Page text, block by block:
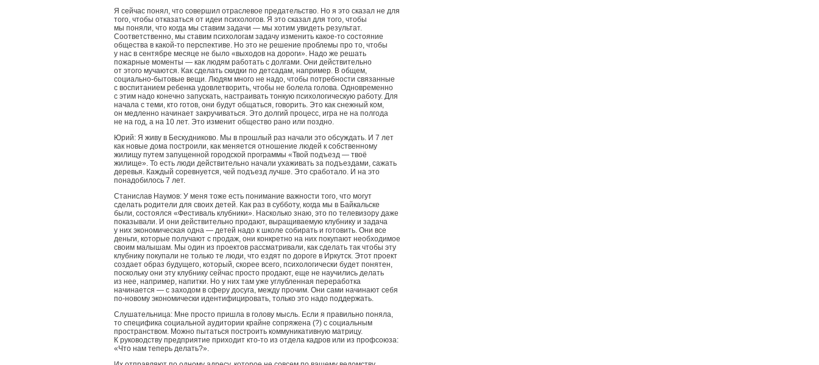
Я сейчас понял, что совершил отраслевое предательство. Но я это сказал не для
того, чтобы отказаться от идеи психологов. Я это сказал для того, чтобы
мы поняли, что когда мы ставим задачи — мы хотим увидеть результат.
Соответственно, мы ставим психологам задачу изменить какое-то состояние
общества в какой-то перспективе. Но это не решение проблемы про то, чтобы
у нас в сентябре месяце не было «выходов на дороги». Надо же решать
пожарные моменты — как людям работать с долгами. Они действительно
от этого мучаются. Как сделать скидки по детсадам, например. В общем,
социально-бытовые вещи. Людям много не надо, чтобы потребности связанные
с воспитанием ребенка удовлетворить, чтобы не болела голова. Одновременно
с этим надо конечно запускать, настраивать тонкую психологическую работу. Для
начала с теми, кто готов, они будут общаться, говорить. Это как снежный ком,
он медленно начинает закручиваться. Это долгий процесс, игра не на полгода
не на год, а на 10 лет. Это изменит общество рано или поздно.
Юрий: Я живу в Бескудниково. Мы в прошлый раз начали это обсуждать. И 7 лет
как новые дома построили, как меняется отношение людей к собственному
жилищу путем запущенной городской программы «Твой подъезд — твоё
жилище». То есть люди действительно начали ухаживать за подъездами, сажать
деревья. Каждый соревнуется, чей подъезд лучше. Это сработало. И на это
понадобилось 7 лет.
Станислав Наумов: У меня тоже есть понимание важности того, что могут
сделать родители для своих детей. Как раз в субботу, когда мы в Байкальске
были, состоялся «Фестиваль клубники». Насколько знаю, это по телевизору даже
показывали. И они действительно продают, выращиваемую клубнику и задача
у них экономическая одна — детей надо к школе собирать и готовить. Они все
деньги, которые получают с продаж, они конкретно на них покупают необходимое
своим малышам. Мы один из проектов рассматривали, как сделать так чтобы эту
клубнику покупали не только те люди, что ездят по дороге в Иркутск. Этот проект
создает образ будущего, который, скорее всего, психологически будет понятен,
поскольку они эту клубнику сейчас просто продают, еще не научились делать
из нее, например, напитки. Но у них там уже углубленная переработка
начинается — с заходом в сферу досуга, между прочим. Они сами начинают себя
по-новому экономически идентифицировать, только это надо поддержать.
Слушательница: Мне просто пришла в голову мысль. Если я правильно поняла,
то специфика социальной аудитории крайне сопряжена (?) с социальным
пространством. Можно пытаться построить коммуникативную матрицу.
К руководству предприятие приходит кто-то из отдела кадров или из профсоюза:
«Что нам теперь делать?».